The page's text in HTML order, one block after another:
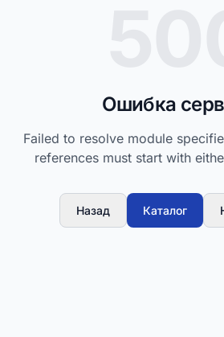
Ошибка
Failed to resolve module
references must start with
Назад Каталог